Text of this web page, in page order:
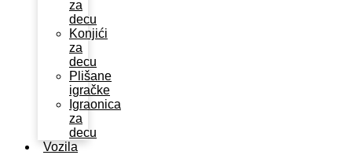
za
decu
Konjići
za
decu
Plišane
igračke
Igraonica
za
decu
Vozila